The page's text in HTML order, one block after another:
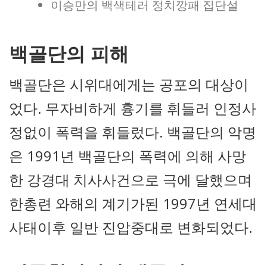
이승만의 백색테러 정치깡패 집단설
백골단의 피해
백골단은 시위대에게는 공포의 대상이
었다. 무자비하게 흉기를 휘들러 인정사
정없이 폭력을 휘들렀다. 백골단의 악명
은 1991년 백골단의 폭력에 의해 사망
한 강경대 치사사건으로 극에 달했으며
한총련 와해의 계기가된 1997년 연세대
사태이후 일반 진압중대로 변화되었다.